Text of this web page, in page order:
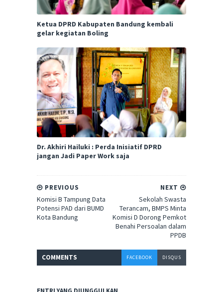
Ketua DPRD Kabupaten Bandung kembali
gelar kegiatan Boling
Dr. Akhiri Hailuki : Perda Inisiatif DPRD
jangan Jadi Paper Work saja
NEXT
Sekolah Swasta
Terancam, BMPS Minta
Komisi D Dorong Pemkot
Benahi Persoalan dalam
PPDB
PREVIOUS
Komisi B Tampung Data
Potensi PAD dari BUMD
Kota Bandung
COMMENTS FACEBOOK DISQUS